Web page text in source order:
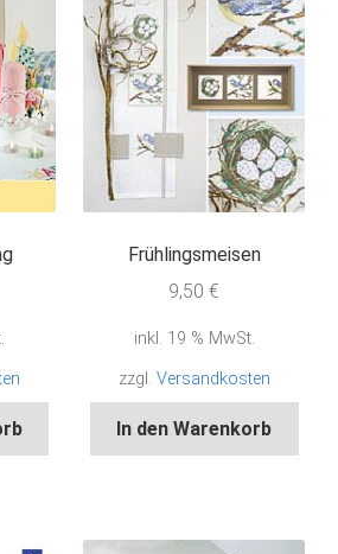
Frühlingsmeisen
9,50€
inkl. 19 % MwSt.
zzgl. Versandkosten
In den Warenkorb